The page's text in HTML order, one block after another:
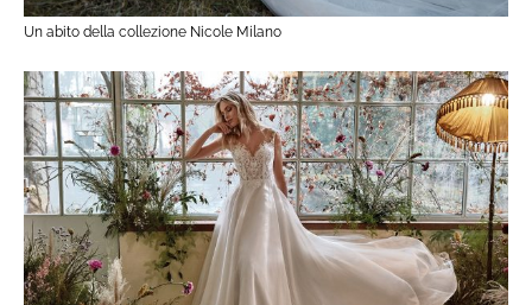
Un abito della collezione Nicole Milano